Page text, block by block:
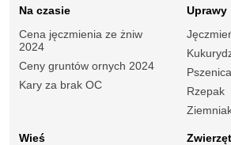
Na czasie
Cena jęczmienia ze żniw
2024
Ceny gruntów ornych 2024
Kary za brak OC
Uprawy
Rzepak
Wieś